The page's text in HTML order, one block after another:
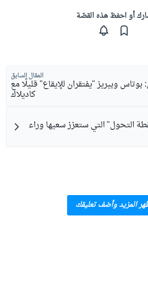
أو احفظ هذه القصّة
المقال السابق
بوتاس وبيريز "يفتقران للإيقاع" قليلًا مع
كاديلاك
التحول" التي ستعزز سعيها وراء
المزيد وأضف تعليقك